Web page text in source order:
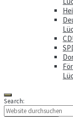
Search: